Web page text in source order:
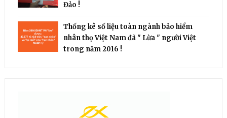
Đảo !
Thống kê số liệu toàn ngành bảo hiểm
nhân thọ Việt Nam đã " Lừa " người Việt
trong năm 2016 !